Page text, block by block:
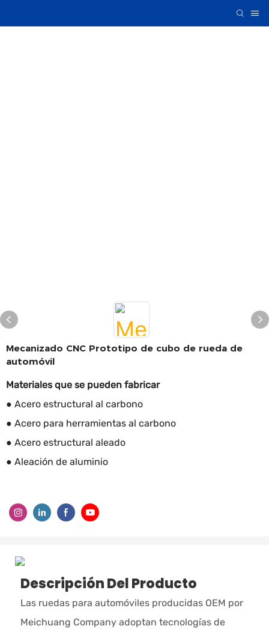
Mecanizado CNC Prototipo de cubo de rueda de
automóvil
Materiales que se pueden fabricar
● Acero estructural al carbono
● Acero para herramientas al carbono
● Acero estructural aleado
● Aleación de aluminio
Descripción Del Producto
Las ruedas para automóviles producidas OEM por
Meichuang Company adoptan tecnologías de